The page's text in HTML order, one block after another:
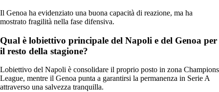
Il Genoa ha evidenziato una buona capacità di reazione, ma ha
mostrato fragilità nella fase difensiva.
Qual è lobiettivo principale del Napoli e del Genoa per
il resto della stagione?
Lobiettivo del Napoli è consolidare il proprio posto in zona Champions
League, mentre il Genoa punta a garantirsi la permanenza in Serie A
attraverso una salvezza tranquilla.